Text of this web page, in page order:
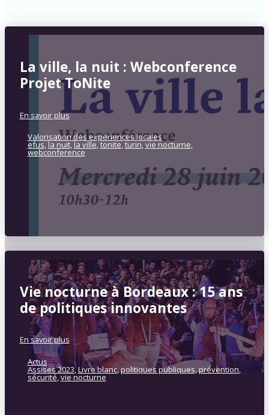
La ville, la nuit : Webconference
Projet ToNite
En savoir plus
Valorisation des expériences locales
efus, la nuit, la ville,tonite,turin,vie nocturne,
webconference
Vie nocturne à Bordeaux : 15 ans
de politiques innovantes
En savoir plus
Actus
Assises 2023,Livre blanc,politiques publiques,prévention,
sécurité,vie nocturne